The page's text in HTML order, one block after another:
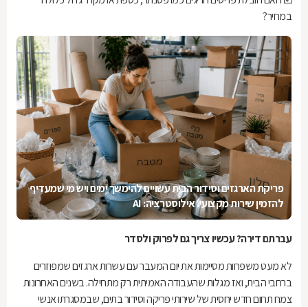
במחיר?
פריקת הארגזים וסידור הבית עשויים להימשך ימים ויש מי שמעדיף
להזמין שירות מקצועי. אילוסטרציה: AI
עברתם דירה? עכשיו צריך גם לפרוק ולסדר
לא מעט משפחות מסיימות את יום המעבר עם עשרות ארגזים שמפוזרים
ברחבי הבית, ואז מגלות שהעבודה האמיתית רק מתחילה. בשנים האחרונות
צמח תחום חדש יחסית של שירותי פריקה וסידור בתים, שבמסגרתו אנשי